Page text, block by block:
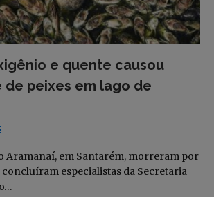
e quente causou
peixes em lago de
Aramanaí, em Santarém, morreram por
especialistas da Secretaria